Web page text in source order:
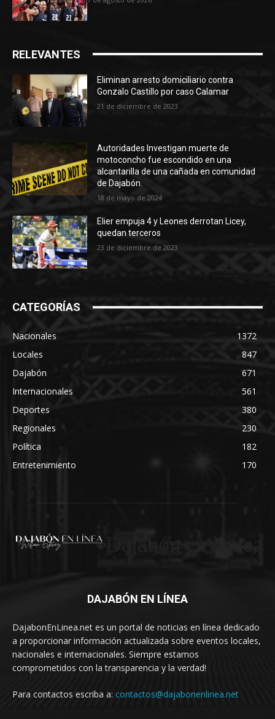
RELEVANTES
Eliminan arresto domiciliario contra
Gonzalo Castillo por caso Calamar
21 de diciembre de 2023
Autoridades Investigan muerte de
motoconcho fue escondido en una
alcantarilla de una cañada en comunidad
de Dajabón.
18 de mayo de 2024
Elier empuja 4 y Leones derrotan Licey,
quedan terceros
23 de diciembre de 2023
CATEGORÍAS
Nacionales
1372
Locales
847
Dajabón
671
Internacionales
561
Deportes
380
Regionales
230
Política
182
Entretenimiento
170
DAJABÓN EN LÍNEA
DajabonEnLinea.net es un portal de noticias en línea dedicado
a proporcionar información actualizada sobre eventos locales,
nacionales e internacionales. Siempre estamos
comprometidos con la transparencia y la verdad!
Para contactos escriba a: contactos@dajabonenlinea.net